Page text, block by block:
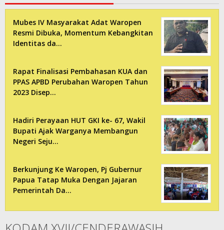
Mubes IV Masyarakat Adat Waropen
Resmi Dibuka, Momentum Kebangkitan
Identitas da…
Rapat Finalisasi Pembahasan KUA dan
PPAS APBD Perubahan Waropen Tahun
2023 Disep…
Hadiri Perayaan HUT GKI ke- 67, Wakil
Bupati Ajak Warganya Membangun
Negeri Seju…
Berkunjung Ke Waropen, Pj Gubernur
Papua Tatap Muka Dengan Jajaran
Pemerintah Da…